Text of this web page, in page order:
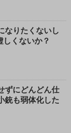
なりたくないし
くないか？
ずにどんどん仕
銃も弱体化した